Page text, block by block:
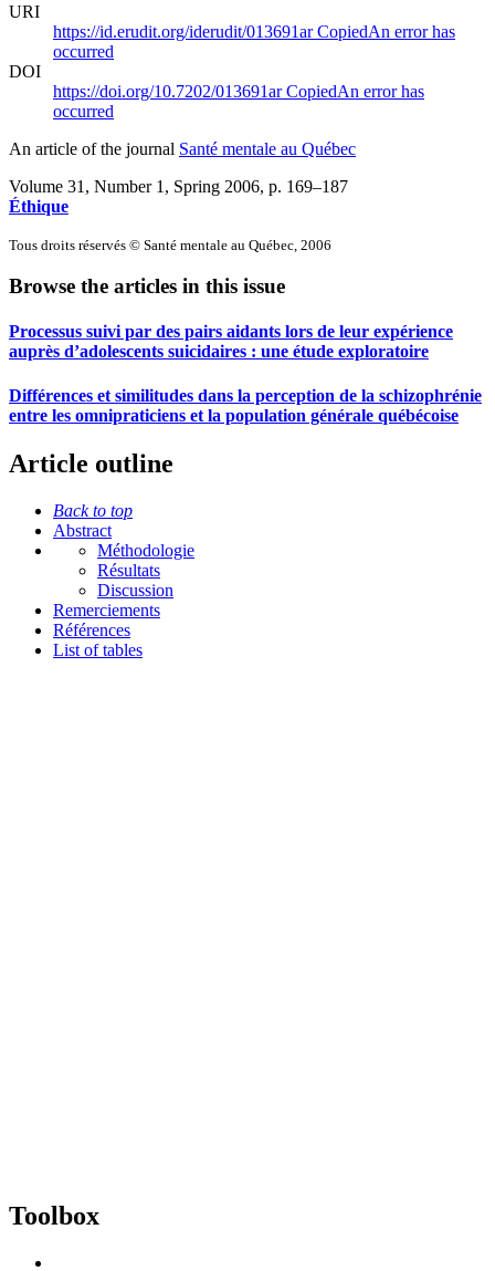
URI
https://id.erudit.org/iderudit/013691arCopiedAn error has
occurred
DOI
https://doi.org/10.7202/013691arCopiedAn error has
occurred
An article of the journal Santé mentale au Québec
Volume 31, Number 1, Spring 2006, p. 169–187
Éthique
Tous droits réservés © Santé mentale au Québec, 2006
Browse the articles in this issue
Processus suivi par des pairs aidants lors de leur expérience
auprès d’adolescents suicidaires : une étude exploratoire
Différences et similitudes dans la perception de la schizophrénie
entre les omnipraticiens et la population générale québécoise
Article outline
Back to top
Abstract
Méthodologie
Résultats
Discussion
Remerciements
Références
List of tables
Toolbox